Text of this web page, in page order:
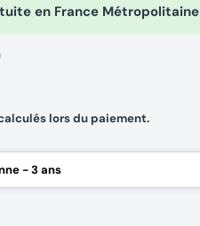
en France Métropolitaine
lors du paiement.
- 3 ans